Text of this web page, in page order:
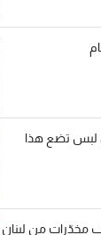
لبس تضع هذا
مخدّرات من لبنان